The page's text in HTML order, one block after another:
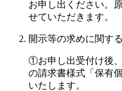
お申し出ください。
せていただきます。
開示等の求めに関す
①お申し出受付け後
の請求書様式「保有
いたします。